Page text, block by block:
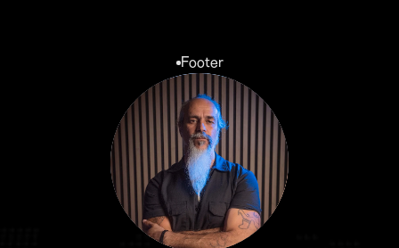
Footer